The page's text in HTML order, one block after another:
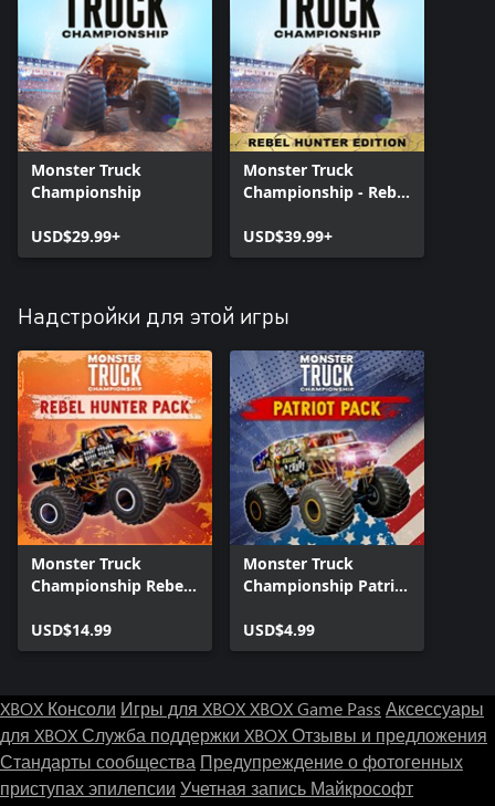
Monster Truck
Championship
USD$29.99+
Monster Truck
Championship - Rebel
USD$39.99+
Надстройки для этой игры
Monster Truck
Championship Rebel
Series X|S
USD$14.99
Monster Truck
Championship Patriot
USD$4.99
XBOX Консоли Игры для XBOXXBOX Game Pass Аксессуары
для XBOXСлужба поддержки XBOXОтзывы и предложения
Стандарты сообщества Предупреждение о фотогенных
приступах эпилепсии Учетная запись Майкрософт